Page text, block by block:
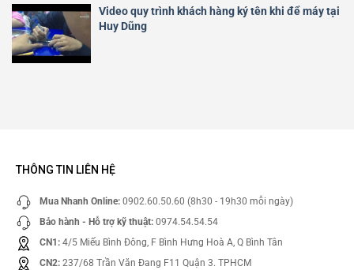
Video quy trình khách hàng ký tên khi để máy tại
Huy Dũng
THÔNG TIN LIÊN HỆ
Mua Nhanh Online: 0902.60.50.60 (8h30 - 19h30 mỗi ngày)
Bảo hành - Hỗ trợ kỹ thuật: 0974.54.54.54
CN1: 4/5 Miếu Bình Đông, F Bình Hưng Hoà A, Q Bình Tân
CN2: 237/68 Trần Văn Đang F11 Quận 3. TPHCM